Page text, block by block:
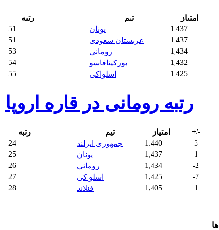
رتبه تیم
امتیاز
51
یونان
1,437
51
عربستان سعودی
1,437
53
رومانی
1,434
54
بورکینافاسو
1,432
55
اسلواکی 1,425
رتبه رومانی در قاره اروپا
رتبه تیم امتیاز
+/-
24
جمهوری ایرلند 1,440
3
25
یونان 1,437
1
26
رومانی 1,434
-2
27
اسلواکی 1,425
-7
28
فنلاند 1,405 1